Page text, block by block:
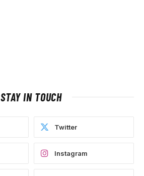
STAY IN TOUCH
Twitter
Instagram